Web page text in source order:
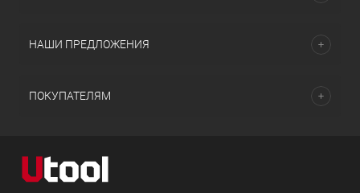
НАШИ ПРЕДЛОЖЕНИЯ
ПОКУПАТЕЛЯМ